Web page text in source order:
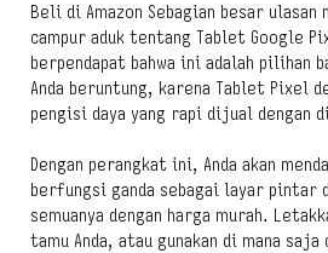
Beli di Amazon Sebagian besar
campur aduk tentang Tablet Google
berpendapat bahwa ini adalah pilihan
Anda beruntung, karena Tablet Pixel
pengisi daya yang rapi dijual dengan
Dengan perangkat ini, Anda akan
berfungsi ganda sebagai layar pintar
semuanya dengan harga murah.
tamu Anda, atau gunakan di mana saja